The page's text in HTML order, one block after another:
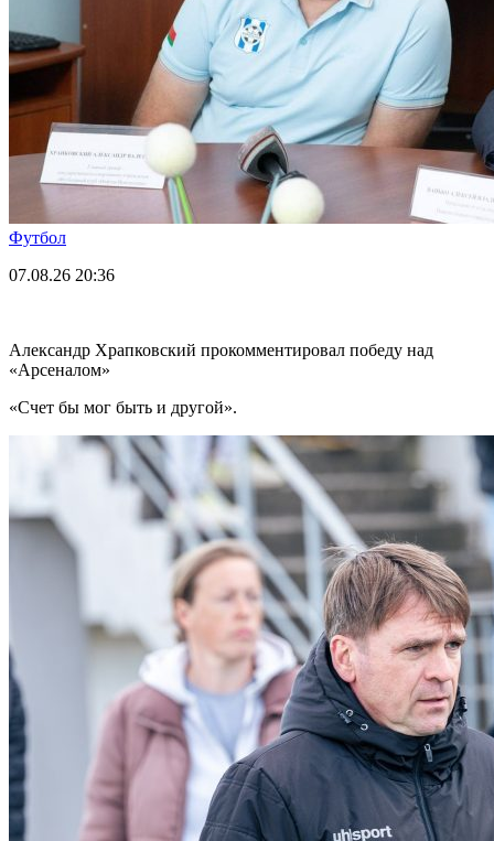
Футбол
07.08.26 20:36
Александр Храпковский прокомментировал победу над
«Арсеналом»
«Счет бы мог быть и другой».